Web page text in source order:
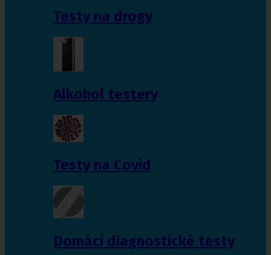
Testy na drogy
Alkohol testery
Testy na Covid
Domácí diagnostické testy